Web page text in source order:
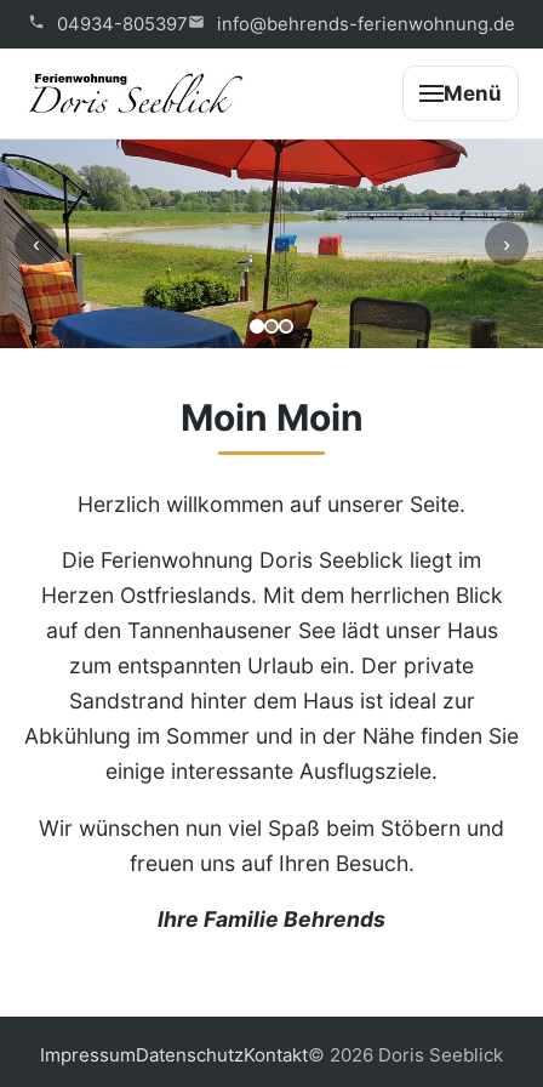
04934-805397 info@behrends-ferienwohnung.de
Menü
‹ ›
Moin Moin
Herzlich willkommen auf unserer Seite.
Die Ferienwohnung Doris Seeblick liegt im
Herzen Ostfrieslands. Mit dem herrlichen Blick
auf den Tannenhausener See lädt unser Haus
zum entspannten Urlaub ein. Der private
Sandstrand hinter dem Haus ist ideal zur
Abkühlung im Sommer und in der Nähe finden Sie
einige interessante Ausflugsziele.
Wir wünschen nun viel Spaß beim Stöbern und
freuen uns auf Ihren Besuch.
Ihre Familie Behrends
ImpressumDatenschutzKontakt© 2026 Doris Seeblick